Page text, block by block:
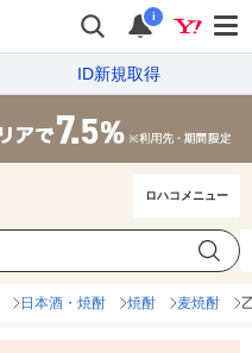
i
ID新規取得
ロハコメニュー
日本酒・焼酎 焼酎 麦焼酎